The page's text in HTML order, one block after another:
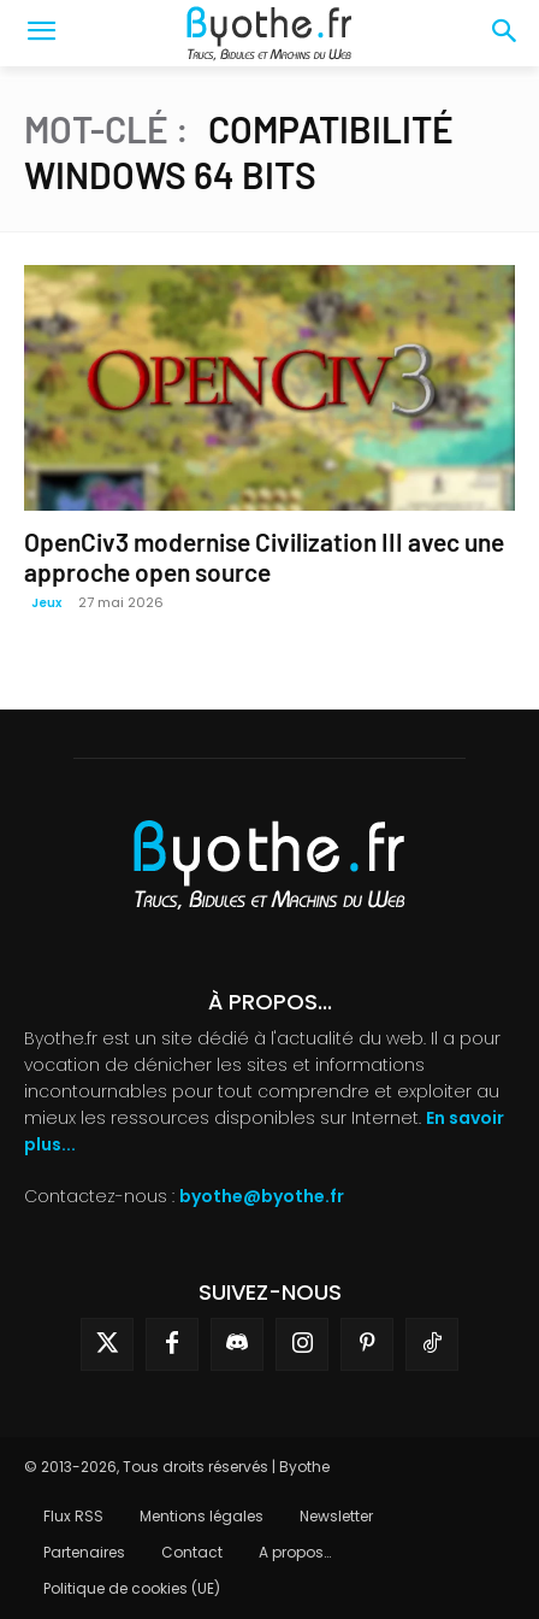
MOT-CLÉ : COMPATIBILITÉ
WINDOWS 64 BITS
OpenCiv3 modernise Civilization III avec une
approche open source
Jeux 27 mai 2026
À PROPOS...
Byothe.fr est un site dédié à l'actualité du web. Il a pour
vocation de dénicher les sites et informations
incontournables pour tout comprendre et exploiter au
mieux les ressources disponibles sur Internet. En savoir
plus...
Contactez-nous : byothe@byothe.fr
SUIVEZ-NOUS
© 2013-2026, Tous droits réservés | Byothe
Flux RSS Mentions légales
Newsletter
Partenaires
Contact
A propos…
Politique de cookies (UE)